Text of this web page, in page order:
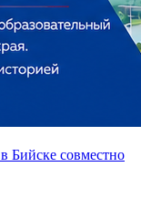
Бийске совместно